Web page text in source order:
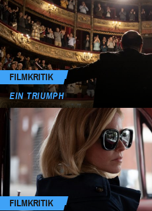
FILMKRITIK
EIN TRIUMPH
FILMKRITIK